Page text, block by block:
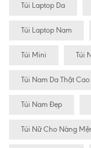
Túi Laptop Da
Túi Laptop Nam
Túi Mini Túi
Túi Nam Da Thật
Túi Nam Đẹp
Túi Nữ Cho Nàng